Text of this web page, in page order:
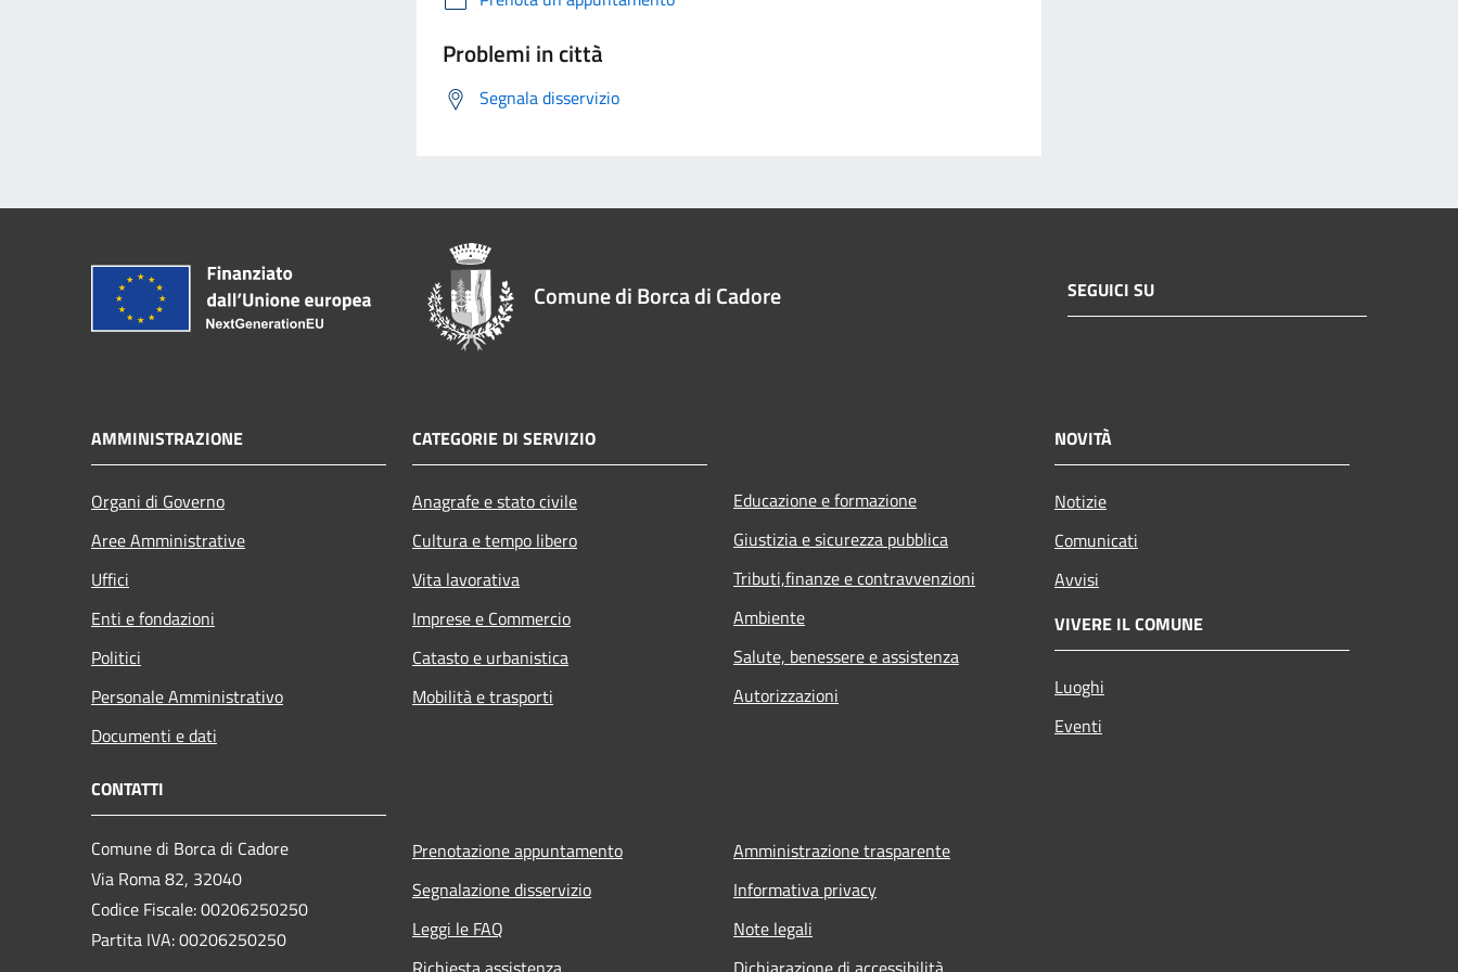
Problemi in città
Segnala disservizio
Comune di Borca di Cadore SEGUICI SU
AMMINISTRAZIONE
Organi di Governo
Aree Amministrative
Uffici
Enti e fondazioni
Politici
Personale Amministrativo
Documenti e dati
CATEGORIE DI SERVIZIO
Anagrafe e stato civile
Cultura e tempo libero
Vita lavorativa
Imprese e Commercio
Catasto e urbanistica
Mobilità e trasporti
Educazione e formazione
Giustizia e sicurezza pubblica
Tributi,finanze e contravvenzioni
Ambiente
Salute, benessere e assistenza
Autorizzazioni
NOVITÀ
Notizie
Comunicati
Avvisi
VIVERE IL COMUNE
Luoghi
Eventi
CONTATTI
Comune di Borca di Cadore
Via Roma 82, 32040
Codice Fiscale: 00206250250
Partita IVA: 00206250250
Prenotazione appuntamento
Segnalazione disservizio
Leggi le FAQ
Amministrazione trasparente
Informativa privacy
Note legali